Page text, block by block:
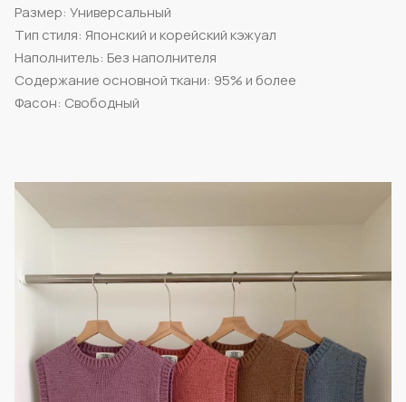
Размер: Универсальный
Тип стиля: Японский и корейский кэжуал
Наполнитель: Без наполнителя
Содержание основной ткани: 95% и более
Фасон: Свободный